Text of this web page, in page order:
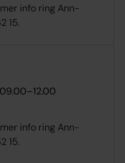
info ring Ann-
15.
09.00–12.00
info ring Ann-
15.